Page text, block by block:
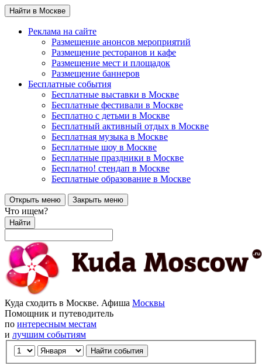
Найти в Москве
Реклама на сайте
Размещение анонсов мероприятий
Размещение ресторанов и кафе
Размещение мест и площадок
Размещение баннеров
Бесплатные события
Бесплатные выставки в Москве
Бесплатные фестивали в Москве
Бесплатно с детьми в Москве
Бесплатный активный отдых в Москве
Бесплатная музыка в Москве
Бесплатные шоу в Москве
Бесплатные праздники в Москве
Бесплатно! стендап в Москве
Бесплатные образование в Москве
Открыть меню Закрыть меню
Что ищем?
Найти
Куда сходить в Москве. Афиша Москвы
Помощник и путеводитель
по интересным местам
и лучшим событиям